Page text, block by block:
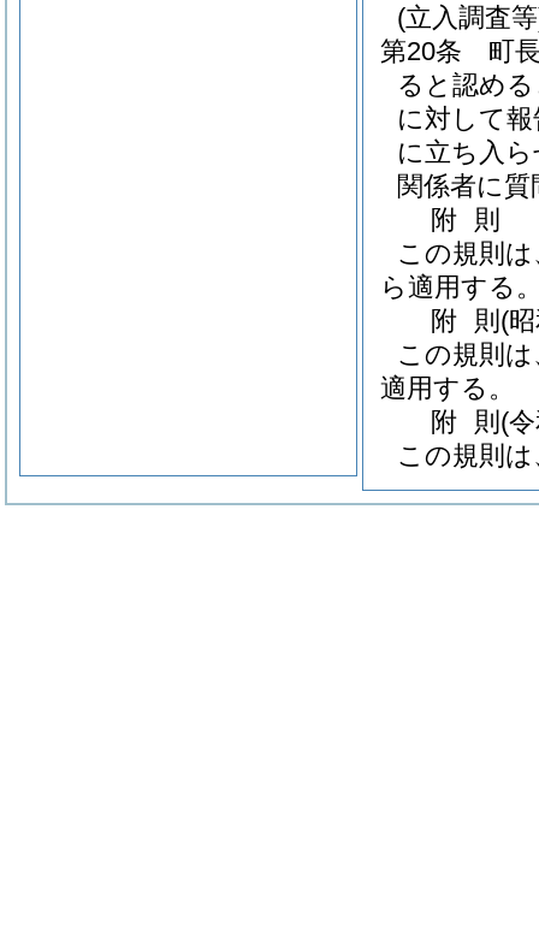
(立入調査
第20条
町
ると認め
に対して
に立ち入
関係者に
附 則
この規則
ら適用する
附 則 (
この規則
適用する。
附 則 (
この規則